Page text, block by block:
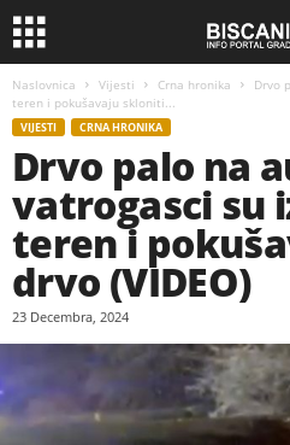
Naslovnica Vijesti Crna hronika
Drvo
teren i pokušavaju skloniti...
VIJESTI CRNA HRONIKA
Drvo palo na
vatrogasci su
teren i
drvo (VIDEO)
23 Decembra, 2024